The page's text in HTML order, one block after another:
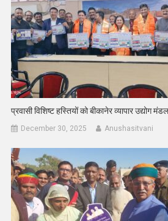
प्रवासी विशिष्ट हस्तियों को बीकानेर व्यापार उद्योग
December 30, 2025 Anushasitvani